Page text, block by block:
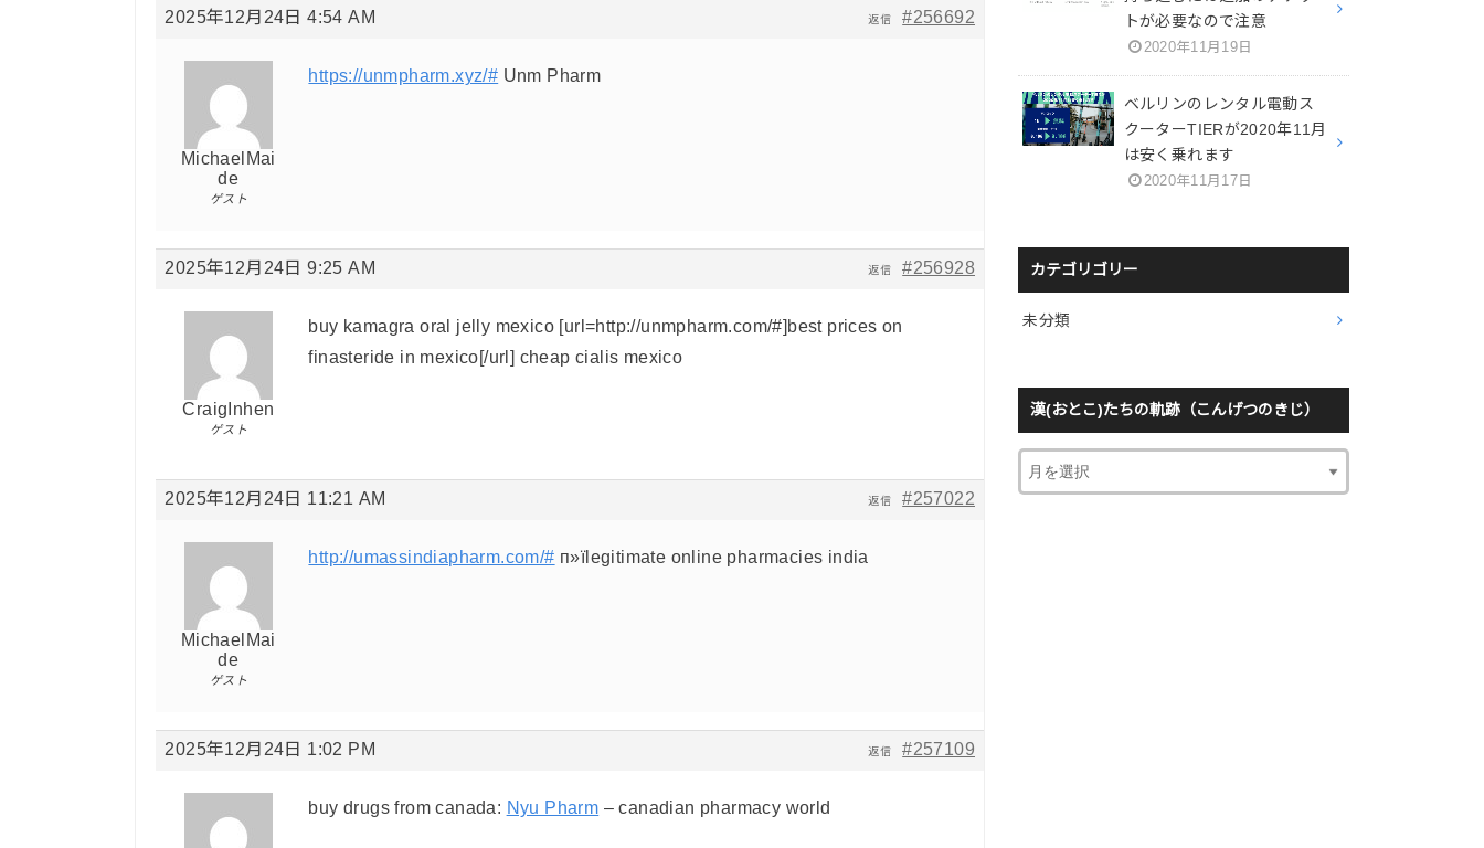
2025年12月24日 4:54 AM #256692
返信
MichaelMai
de
ゲスト
https://unmpharm.xyz/# Unm Pharm
2025年12月24日 9:25 AM #256928
返信
CraigInhen
ゲスト
buy kamagra oral jelly mexico [url=http://unmpharm.com/#]best prices on
finasteride in mexico[/url] cheap cialis mexico
2025年12月24日 11:21 AM #257022
返信
MichaelMai
de
ゲスト
http://umassindiapharm.com/# п»їlegitimate online pharmacies india
2025年12月24日 1:02 PM #257109
返信
buy drugs from canada: Nyu Pharm – canadian pharmacy world
トが必要なので注意
2020年11月19日
ベルリンのレンタル電動ス
クーターTIERが2020年11月
は安く乗れます
2020年11月17日
カテゴリゴリー
未分類
漢(おとこ)たちの軌跡（こんげつのきじ）